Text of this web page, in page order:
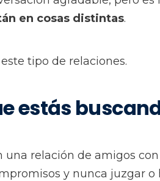
en cosas distintas.
tipo de relaciones.
estás
relación de amigos
y nunca juzgar o